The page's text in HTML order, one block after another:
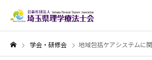
学会・研修会 地域包括ケアシステムに関わる 【